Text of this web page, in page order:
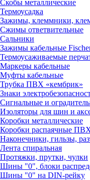
Скобы металлические
Термоусадка
Зажимы, клеммники,
Сжимы ответвительные
Сальники
Зажимы кабельные
Термоусаживаемые
Маркеры кабельные
Муфты кабельные
Трубка ПВХ «кембрик»
Знаки
Сигнальные и
Изоляторы для шин и
Коробки металлические
Коробки распаячные
Наконечники, гильзы,
Лента спиральная
Протяжки, прутки, чулки
Шины "0", блоки
Шины "0" на DIN-рейку